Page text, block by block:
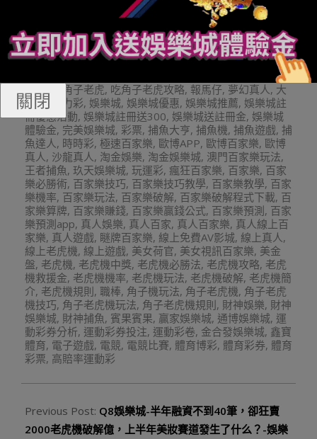
16
2023 年 11 月 16 日 In: Q8娛
Tagged: BNG老虎機 BS老虎機
leo娛樂,leo娛樂城,mlb美金盤口,nba,PNG老虎機,Q8
娛樂城,QT電子,RTG電子遊戲,super體育,TC娛樂城,
TT老虎機,TZ娛樂城,九州娛樂城,今彩539,免費影片,六
台灣
彩券, 吃角子老虎, 吃角子老虎攻略, 報馬仔, 夢幻真人, 大
樂透, 威力彩, 娛樂城, 娛樂城優惠, 娛樂城推薦, 娛樂城註
冊優惠活動, 娛樂城註冊送300, 娛樂城送註冊金, 娛樂城
體驗金, 完美娛樂城, 彩票, 捕魚大亨, 捕魚機, 捕魚遊戲, 捕
魚達人, 時時彩, 極速百家樂, 歐博APP, 歐博百家樂, 歐博
真人, 沙龍真人, 淘金娛樂, 淘金娛樂城, 澳門百家樂玩法,
王者捕魚, 玖天娛樂城, 玩運彩, 瘋狂百家樂, 百家樂, 百家
樂必勝術, 百家樂技巧, 百家樂技巧教學, 百家樂教學, 百家
樂機率, 百家樂玩法, 百家樂破解, 百家樂破解程式下載, 百
家樂算牌, 百家樂賺錢, 百家樂贏錢公式, 百家樂預測 , 百家
樂預測app, 真人娛樂, 真人百家, 真人百家樂, 真人線上百
家樂, 真人遊戲, 瞇牌百家樂, 線上免費AV影城, 線上真人,
線上老虎機, 線上遊戲, 美女荷官, 美女視訊百家樂, 美金
盤, 老虎機, 老虎機中獎, 老虎機必勝法, 老虎機攻略, 老虎
機救援金, 老虎機機率, 老虎機玩法, 老虎機破解, 老虎機簡
介, 老虎機規則, 職棒, 角子機玩法, 角子老虎機, 角子老虎
機技巧, 角子老虎機玩法, 角子老虎機規則, 財神娛樂, 財神
娛樂城, 財神捕魚, 賓果賓果, 贏家娛樂城, 通博娛樂城, 運
動彩券分析, 運動彩券投注, 運動彩卷, 金合發娛樂城, 鑫寶
體育, 電子遊戲, 電競, 電競比賽, 體育博彩, 體育彩券, 體育
彩票, 高賠率運動彩
Previous Post: Q8娛樂城-半年融資不到40筆，卻狂賣
2000老虎機破解億，上半年美妝賽道發生了什么？-娛樂
關閉